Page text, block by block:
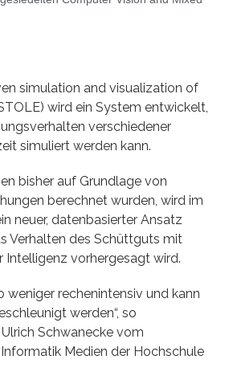
simulation and visualization of
wird ein System entwickelt,
verschiedener
simuliert werden kann.
bisher auf Grundlage von
berechnet wurden, wird im
neuer, datenbasierter Ansatz
Verhalten des Schüttguts mit
Intelligenz vorhergesagt wird.
weniger rechenintensiv und kann
werden“, so
Schwanecke vom
Medien der Hochschule